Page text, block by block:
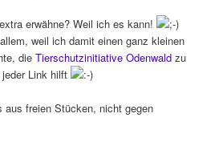
erwähne? Weil ich es kann!
weil ich damit einen ganz kleinen
dieTierschutzinitiative Odenwald zu
Link hilft
aus freien Stücken, nicht gegen